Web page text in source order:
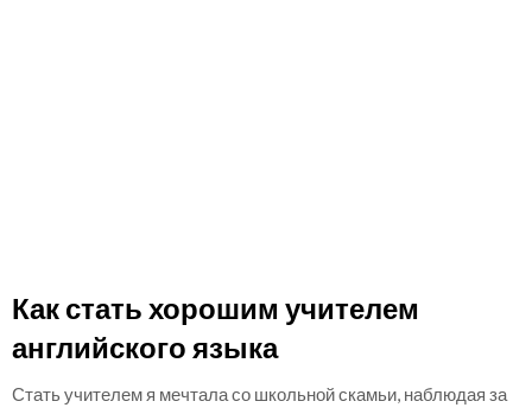
Как стать хорошим учителем
английского языка
Стать учителем я мечтала со школьной скамьи, наблюдая за